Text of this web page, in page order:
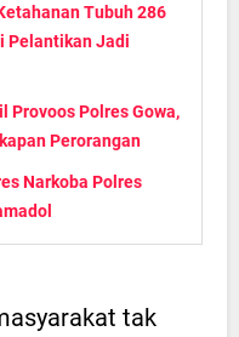
Tubuh 286
Pelantikan Jadi
Provoos Polres Gowa,
Perorangan
Narkoba Polres
tak